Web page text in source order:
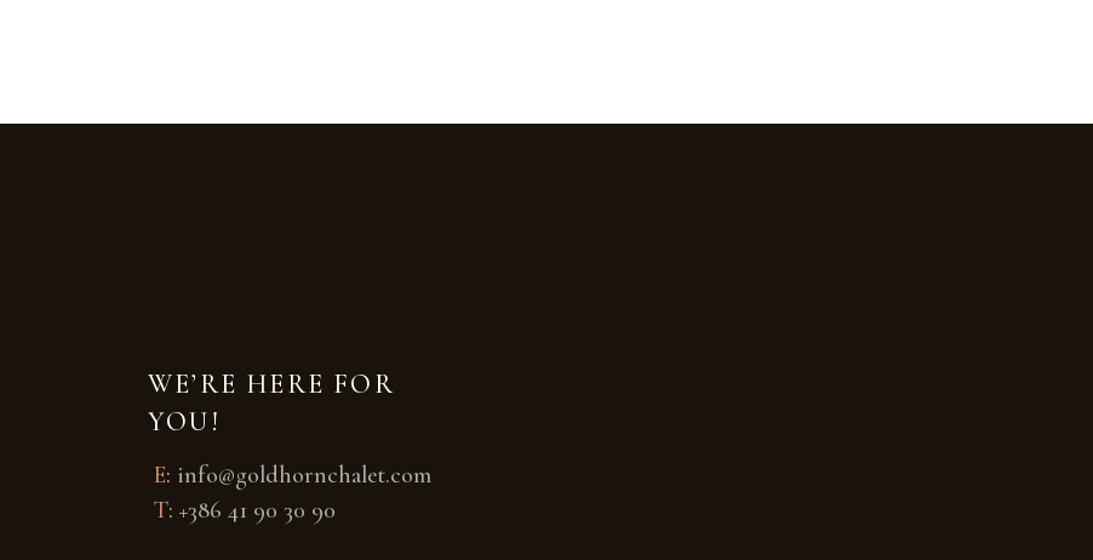
WE’RE HERE FOR
YOU!
E: info@goldhornchalet.com
T: +386 41 90 30 90